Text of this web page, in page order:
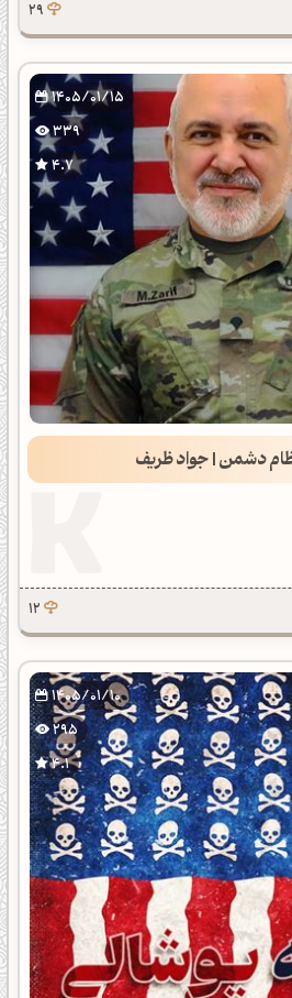
29
1405/01/15
339
4.7
دشمن | جواد ظریف
12
1405/01/10
295
4.1